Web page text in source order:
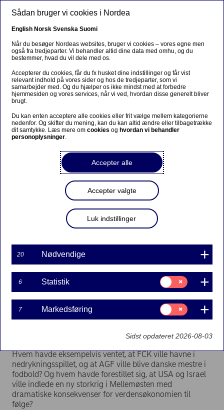
Gå til hovedindhold
Cheføkonomens hjørne
Trods turbulente tider: Dansk
18-06-2026 2 min læsetid
Usikkerheden og uforudsigeligheden er stor, men
dansk økonomi bevæger sig ind i anden halvdel
af året med et særdeles stærkt udgangspunkt.
Sommerferien nærmer sig, og vi kan se tilbage på et på
Hvem havde eksempelvis ventet, at FCK ville havne i
nedrykningsspillet, og at AGF ville blive danske mestre i
fodbold? Og hvem havde forestillet sig, at USA og Israel
ville indlede en ny storkrig i Mellemøsten med
dramatiske konsekvenser for verdensøkonomien til
følge?
Sådan bruger vi cookies i Nordea
English Norsk Svenska Suomi
Når du besøger Nordeas websites, bruger vi cookies – vores egne men
også fra tredjeparter. Vi behandler altid dine data med omhu, og du
bestemmer, hvad du vil dele med os.
Accepterer du cookies, får du fx husket dine indstillinger og får vist
relevant indhold på vores sider og hos de tredjeparter, som vi
samarbejder med. Og du hjælper os ikke mindst med at forbedre
hjemmesiden og vores services, når vi ved, hvordan disse generelt bliver
brugt.
Du kan enten acceptere alle cookies eller frit vælge mellem kategorierne
nedenfor. Og skifter du mening, kan du kan altid ændre eller tilbagetrække
dit samtykke. Læs mere omcookies og hvordan vi behandler
personoplysninger.
Accepter alle
Accepter valgte
Luk indstillinger
20 Nødvendige
6 Statistik
Samtykke
til:
Statistik
7 Markedsføring
Samtykke
til:
Markedsføring
Sidst opdateret 2026-08-03